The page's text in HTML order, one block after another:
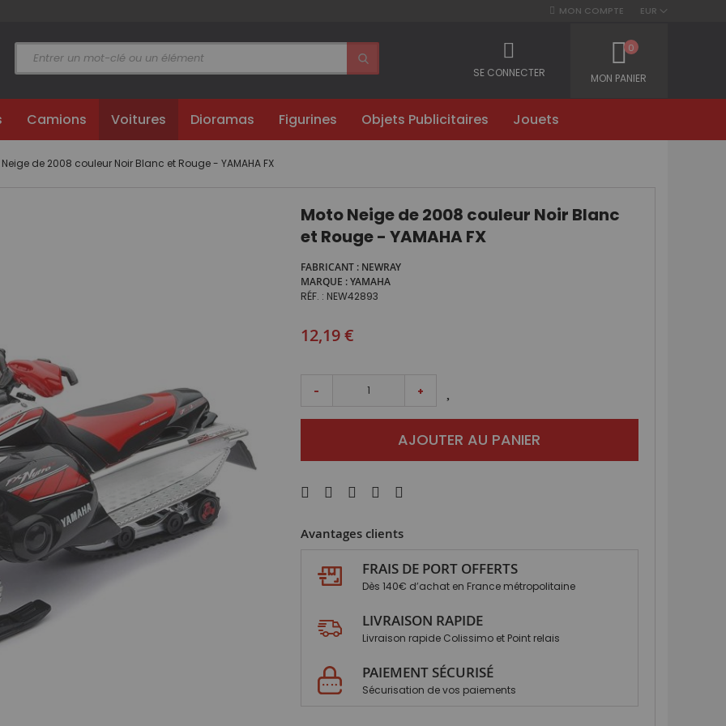
EUR
MON COMPTE
MON PANIER
0
SE CONNECTER
Camions Voitures Dioramas Figurines Objets Publicitaires Jouets
de 2008 couleur Noir Blanc et Rouge - YAMAHA FX
Moto Neige de 2008 couleur Noir Blanc
et Rouge - YAMAHA FX
FABRICANT
NEWRAY
MARQUE YAMAHA
RÉF.
NEW42893
12,19 €
- +
AJOUTER AU PANIER
Avantages clients
FRAIS DE PORT OFFERTS
Dès 140€ d’achat en France métropolitaine
LIVRAISON RAPIDE
Livraison rapide Colissimo et Point relais
PAIEMENT SÉCURISÉ
Sécurisation de vos paiements